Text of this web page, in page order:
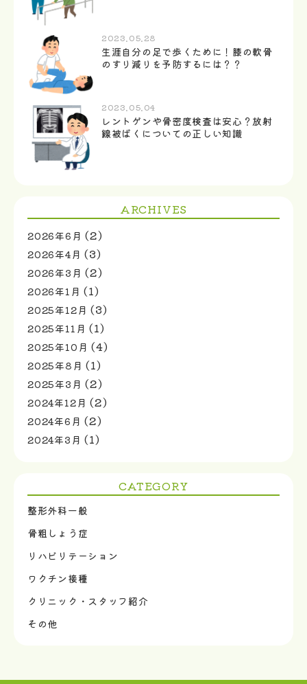
2023.05.28
生涯自分の足で歩くために！膝の軟骨
のすり減りを予防するには？？
2023.05.04
レントゲンや骨密度検査は安心？放射
線被ばくについての正しい知識
ARCHIVES
2026年6月 (2)
2026年4月 (3)
2026年3月 (2)
2026年1月 (1)
2025年12月 (3)
2025年11月 (1)
2025年10月 (4)
2025年8月 (1)
2025年3月 (2)
2024年12月 (2)
2024年6月 (2)
2024年3月 (1)
CATEGORY
整形外科一般
骨粗しょう症
リハビリテーション
ワクチン接種
クリニック・スタッフ紹介
その他